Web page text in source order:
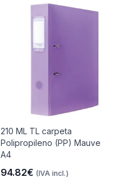
210 ML TL carpeta
Polipropileno (PP) Mauve
A4
94.82€ (IVA incl.)